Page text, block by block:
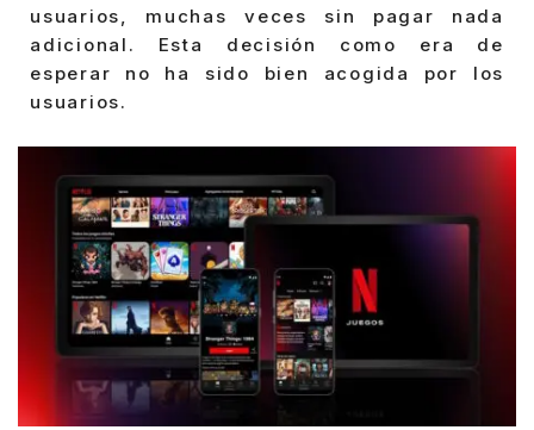
usuarios, muchas veces sin pagar nada
adicional. Esta decisión como era de
esperar no ha sido bien acogida por los
usuarios.